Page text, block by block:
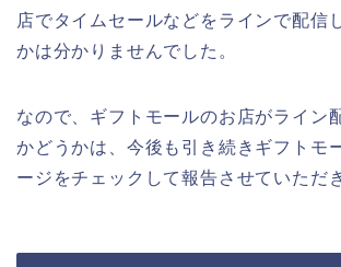
店でタイムセールなどをラインで配信
かは分かりませんでした。
なので、ギフトモールのお店がライン
かどうかは、今後も引き続きギフトモ
ージをチェックして報告させていただ